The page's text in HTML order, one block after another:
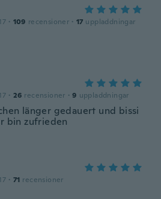
· 109 recensioner · 17 uppladdningar
· 26 recensioner · 9 uppladdningar
länger gedauert und bissi
bin zufrieden
· 71 recensioner